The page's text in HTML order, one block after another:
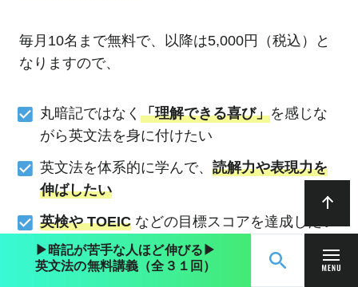
毎月10名まで無料で、以降は5,000円（税込）と
なりますので、
丸暗記ではなく「理解できる喜び」を感じな
がら英文法を身に付けたい
英文法を体系的に学んで、読解力や表現力を
伸ばしたい
英検や TOEIC などの目標スコアを達成したい
英文法の学習にケリをつけたい
▶︎暗記が苦手な人ほど伸びる▶︎
英文法の無料講義（全３１回）